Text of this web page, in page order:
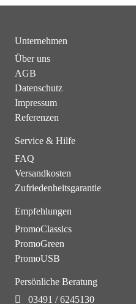
Unternehmen
Über uns
AGB
Datenschutz
Impressum
Referenzen
Service & Hilfe
FAQ
Versandkosten
Zufriedenheitsgarantie
Empfehlungen
PromoClassics
PromoGreen
PromoUSB
Persönliche Beratung
03491 / 6245130